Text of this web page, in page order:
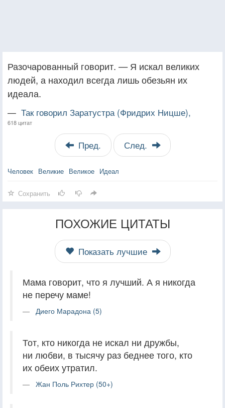
Разочарованный говорит. — Я искал великих
людей, а находил всегда лишь обезьян их
идеала.
— Так говорил Заратустра (Фридрих Ницше),
618 цитат
Пред. След.
Человек Великие Великое Идеал
Сохранить
ПОХОЖИЕ ЦИТАТЫ
Показать лучшие
Мама говорит, что я лучший. А я никогда
не перечу маме!
Диего Марадона (5)
Тот, кто никогда не искал ни дружбы,
ни любви, в тысячу раз беднее того, кто
их обеих утратил.
Жан Поль Рихтер (50+)